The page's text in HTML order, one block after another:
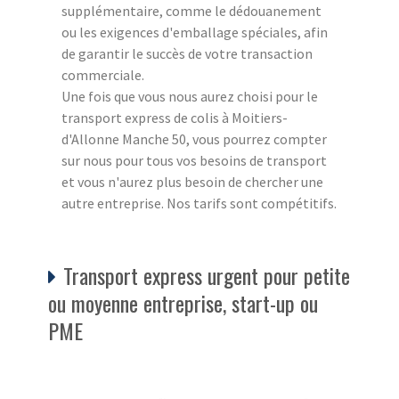
supplémentaire, comme le dédouanement
ou les exigences d'emballage spéciales, afin
de garantir le succès de votre transaction
commerciale.
Une fois que vous nous aurez choisi pour le
transport express de colis à Moitiers-
d'Allonne Manche 50, vous pourrez compter
sur nous pour tous vos besoins de transport
et vous n'aurez plus besoin de chercher une
autre entreprise. Nos tarifs sont compétitifs.
Transport express urgent pour petite
ou moyenne entreprise, start-up ou
PME